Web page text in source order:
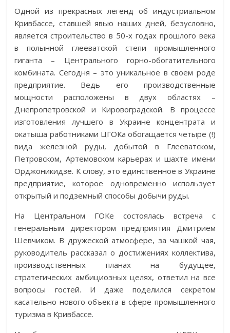
Одной из прекрасных легенд об индустриальном
Кривбассе, ставшей явью наших дней, безусловно,
является строительство в 50-х годах прошлого века
в полынной глееватской степи промышленного
гиганта – Центрального горно-обогатительного
комбината. Сегодня – это уникальное в своем роде
предприятие. Ведь его производственные
мощности расположены в двух областях –
Днепропетровской и Кировоградской. В процессе
изготовления лучшего в Украине концентрата и
окатыша работниками ЦГОКа обогащается четыре (!)
вида железной руды, добытой в Глееватском,
Петровском, Артемовском карьерах и шахте имени
Орджоникидзе. К слову, это единственное в Украине
предприятие, которое одновременно использует
открытый и подземный способы добычи руды.
На Центральном ГОКе состоялась встреча с
генеральным директором предприятия Дмитрием
Шевчиком. В дружеской атмосфере, за чашкой чая,
руководитель рассказал о достижениях коллектива,
производственных планах на будущее,
стратегических амбициозных целях, ответил на все
вопросы гостей. И даже поделился секретом
касательно нового объекта в сфере промышленного
туризма в Кривбассе.